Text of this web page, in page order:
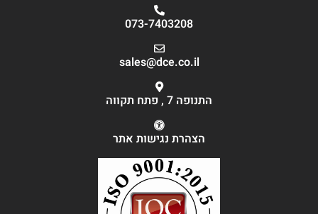
073-7403208
sales@dce.co.il
התנופה 7 , פתח תקווה
הצהרת נגישות אתר